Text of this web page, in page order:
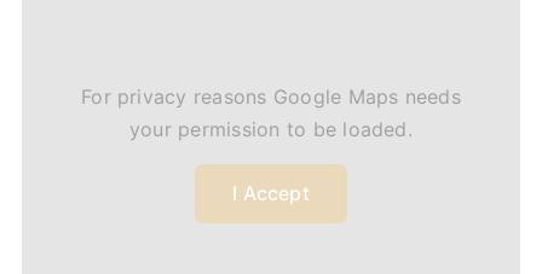
For privacy reasons Google Maps needs
your permission to be loaded.
I Accept